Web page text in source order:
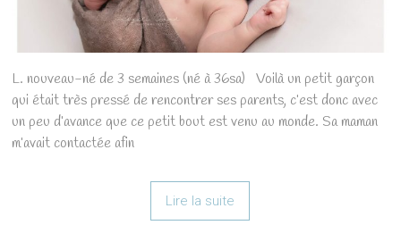
L. nouveau-né de 3 semaines (né à 36sa) Voilà un petit garçon
qui était très pressé de rencontrer ses parents, c’est donc avec
un peu d’avance que ce petit bout est venu au monde. Sa maman
m’avait contactée afin
Lire la suite